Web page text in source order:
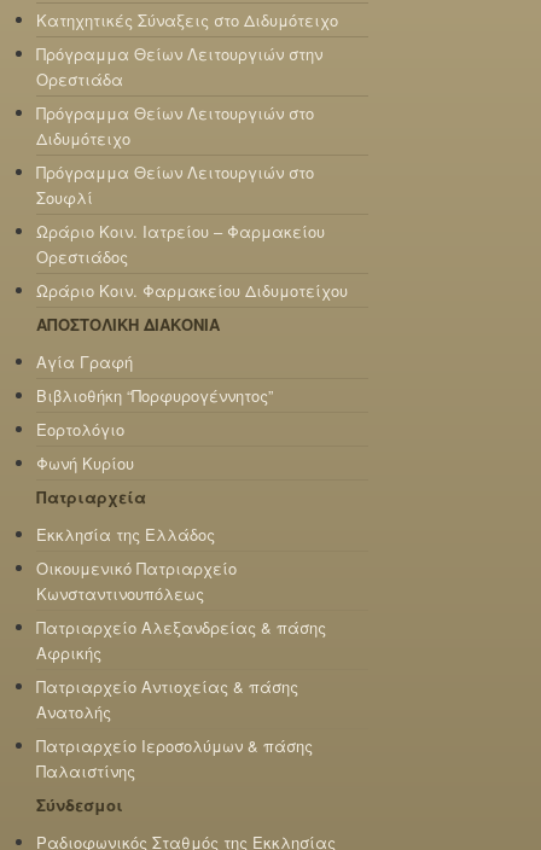
Κατηχητικές Σύναξεις στο Διδυμότειχο
Πρόγραμμα Θείων Λειτουργιών στην
Ορεστιάδα
Πρόγραμμα Θείων Λειτουργιών στο
Διδυμότειχο
Πρόγραμμα Θείων Λειτουργιών στο
Σουφλί
Ωράριο Κοιν. Ιατρείου – Φαρμακείου
Ορεστιάδος
Ωράριο Κοιν. Φαρμακείου Διδυμοτείχου
ΑΠΟΣΤΟΛΙΚΗ ΔΙΑΚΟΝΙΑ
Αγία Γραφή
Βιβλιοθήκη “Πορφυρογέννητος”
Εορτολόγιο
Φωνή Κυρίου
Πατριαρχεία
Εκκλησία της Ελλάδος
Οικουμενικό Πατριαρχείο
Κωνσταντινουπόλεως
Πατριαρχείο Αλεξανδρείας & πάσης
Αφρικής
Πατριαρχείο Αντιοχείας & πάσης
Ανατολής
Πατριαρχείο Ιεροσολύμων & πάσης
Παλαιστίνης
Σύνδεσμοι
Ραδιοφωνικός Σταθμός της Εκκλησίας